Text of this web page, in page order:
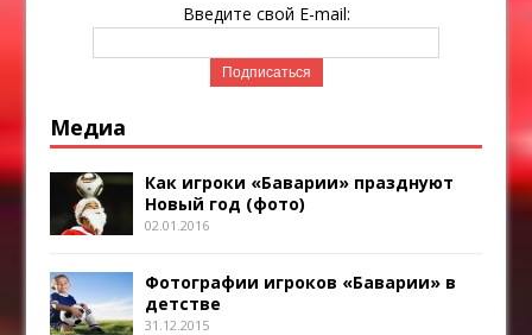
Введите свой E-mail:
Медиа
Как игроки «Баварии» празднуют
Новый год (фото)
02.01.2016
Фотографии игроков «Баварии» в
детстве
31.12.2015